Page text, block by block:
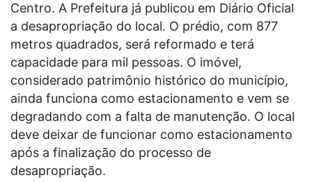
Centro. A Prefeitura já publicou em Diário Oficial
a desapropriação do local. O prédio, com 877
metros quadrados, será reformado e terá
capacidade para mil pessoas. O imóvel,
considerado patrimônio histórico do município,
ainda funciona como estacionamento e vem se
degradando com a falta de manutenção. O local
deve deixar de funcionar como estacionamento
após a finalização do processo de
desapropriação.